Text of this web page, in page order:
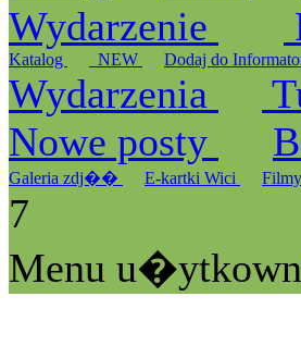
Wydarzenie
Katalog _NEW Dodaj do
Wydarzenia
Nowe posty
Galeria zdj�� E-kartki Wici Filmy
7
Menu